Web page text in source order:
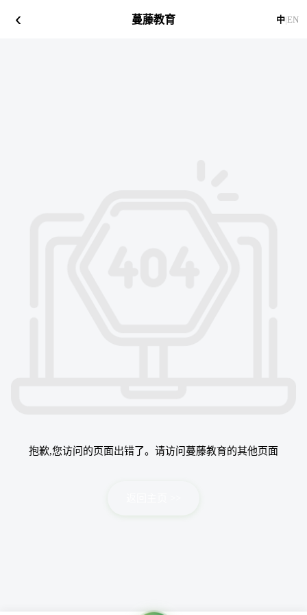
‹ 蔓藤教育 中|EN
抱歉,您访问的页面出错了。请访问蔓藤教育的其他页面